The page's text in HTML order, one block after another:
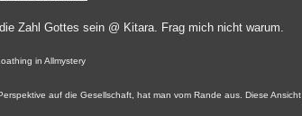
Zahl Gottes sein @ Kitara. Frag mich nicht warum.
in Allmystery
auf die Gesellschaft, hat man vom Rande aus. Diese